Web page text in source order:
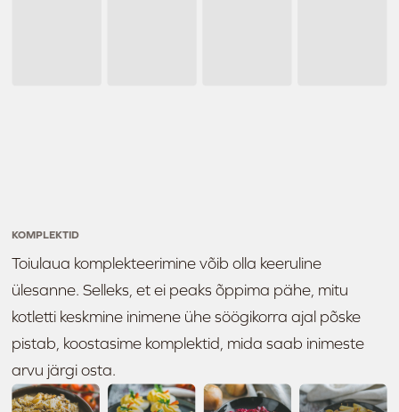
KOMPLEKTID
Toiulaua komplekteerimine võib olla keeruline
ülesanne. Selleks, et ei peaks õppima pähe, mitu
kotletti keskmine inimene ühe söögikorra ajal põske
pistab, koostasime komplektid, mida saab inimeste
arvu järgi osta.